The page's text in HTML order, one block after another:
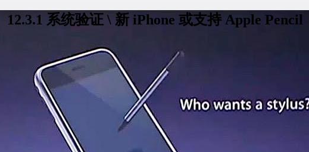
12.3.1 系统验证 \ 新 iPhone 或支持 Apple Pencil